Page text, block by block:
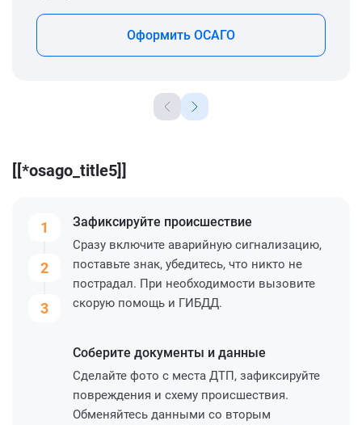
Оформить ОСАГО
[[*osago_title5]]
1
2
3
Зафиксируйте происшествие
Сразу включите аварийную сигнализацию,
поставьте знак, убедитесь, что никто не
пострадал. При необходимости вызовите
скорую помощь и ГИБДД.
Соберите документы и данные
Сделайте фото с места ДТП, зафиксируйте
повреждения и схему происшествия.
Обменяйтесь данными со вторым